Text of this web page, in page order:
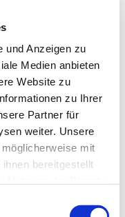
und Anzeigen zu
Medien anbieten
Website zu
zu Ihrer
Partner für
weiter. Unsere
mit
bereitgestellt